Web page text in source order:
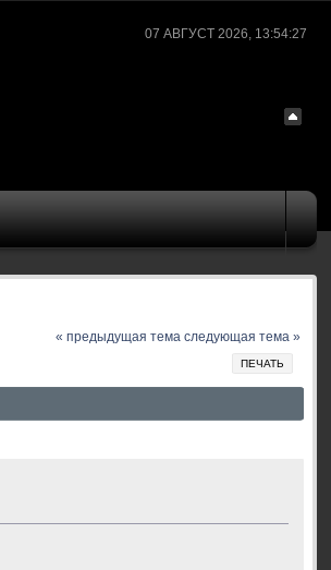
07 АВГУСТ 2026, 13:54:27
« предыдущая тема следующая тема »
ПЕЧАТЬ